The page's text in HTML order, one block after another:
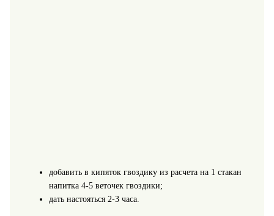
добавить в кипяток гвоздику из расчета на 1 стакан
напитка 4-5 веточек гвоздики;
дать настояться 2-3 часа.